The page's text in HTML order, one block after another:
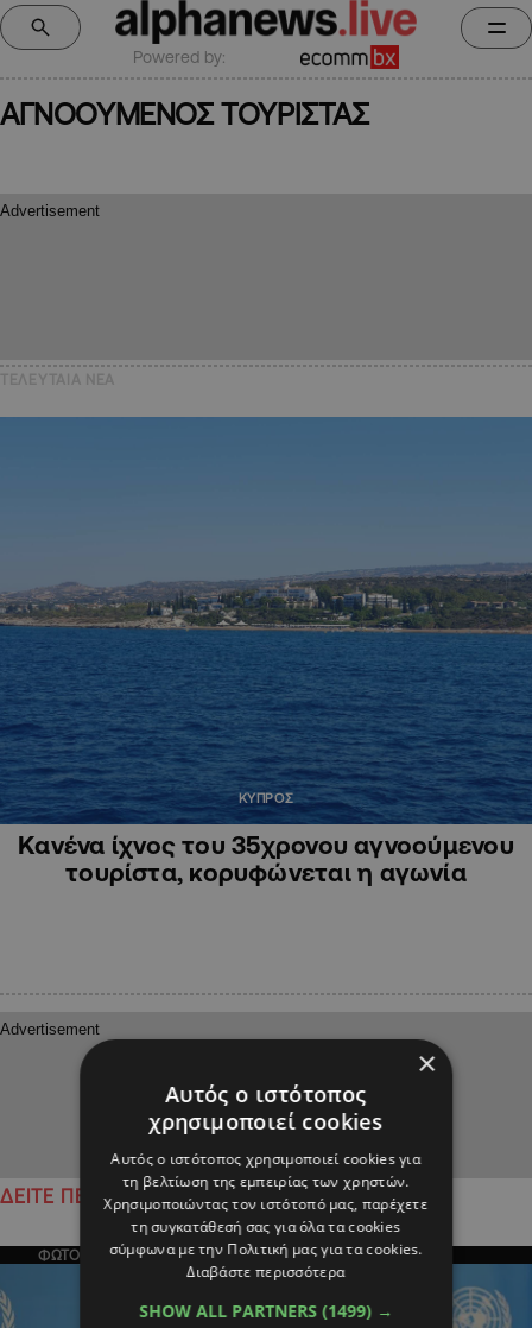
Powered by:
ΑΓΝΟΟΥΜΕΝΟΣ ΤΟΥΡΙΣΤΑΣ
ΚΥΠΡΟΣ
Κανένα ίχνος του 35χρονου αγνοούμενου
τουρίστα, κορυφώνεται η αγωνία
ΔΕΙΤΕ ΠΕΡΙΣΣΟΤΕΡΑ
ΦΩΤΟΓΡΑΦΙΑ ΤΗΣ ΗΜΕΡΑΣ
×
Αυτός ο ιστότοπος
χρησιμοποιεί cookies
Αυτός ο ιστότοπος χρησιμοποιεί cookies για
τη βελτίωση της εμπειρίας των χρηστών.
Χρησιμοποιώντας τον ιστότοπό μας, παρέχετε
τη συγκατάθεσή σας για όλα τα cookies
σύμφωνα με την Πολιτική μας για τα cookies.
Διαβάστε περισσότερα
SHOW ALL PARTNERS (1499) →